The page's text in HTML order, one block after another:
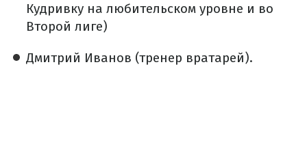
Кудривку на любительском уровне и во
Второй лиге)
Дмитрий Иванов (тренер вратарей).